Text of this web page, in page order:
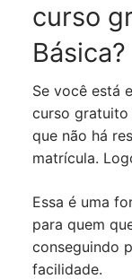
curso
Básica?
Se você está
curso gratuito
que não há
matrícula.
Essa é uma
para quem
conseguindo
facilidade.